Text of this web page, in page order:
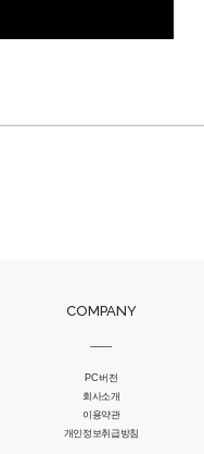
COMPANY
PC버전
회사소개
이용약관
개인정보취급방침